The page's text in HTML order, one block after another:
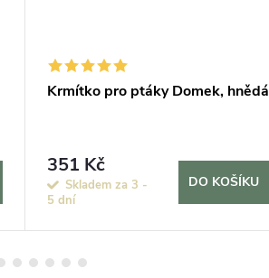
Krmítko pro ptáky Domek, hnědá
351 Kč
Skladem za 3 -
5 dní
DO KOŠÍKU